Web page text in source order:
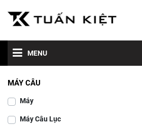
MENU
MÁY CÂU
Máy
Máy Câu Lục